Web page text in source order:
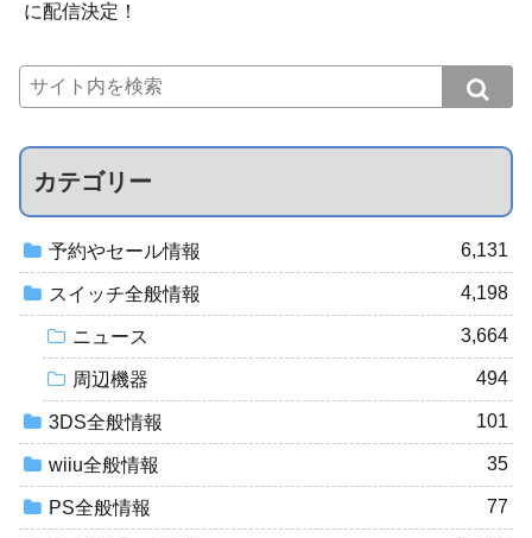
に配信決定！
カテゴリー
予約やセール情報 6,131
スイッチ全般情報 4,198
ニュース 3,664
周辺機器 494
3DS全般情報 101
wiiu全般情報 35
PS全般情報 77